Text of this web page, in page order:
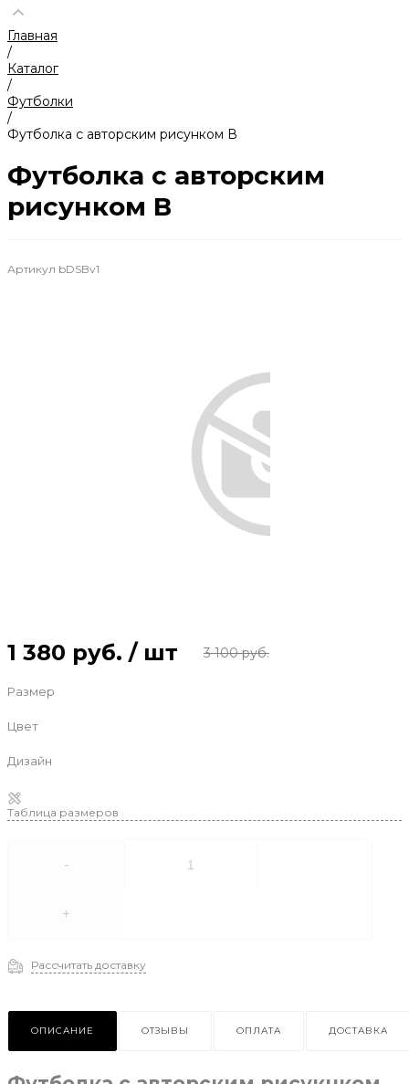
Главная
/
Каталог
/
Футболки
/
Футболка с авторским рисунком В
Футболка с авторским
рисунком В
Артикул bDSBv1
1 380 руб. / шт 3 100 руб.
Размер
Цвет
Дизайн
Таблица размеров
-
+
Рассчитать доставку
ОПИСАНИЕ ОТЗЫВЫ ОПЛАТА ДОСТАВКА